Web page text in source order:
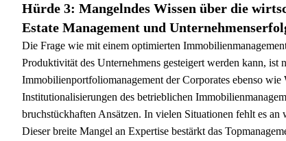
Hürde 3: Mangelndes Wissen über die
Estate Management und
Die Frage wie mit einem optimierten
Produktivität des Unternehmens gesteigert werden kann,
Immobilienportfoliomanagement der Corporates ebenso
Institutionalisierungen des betrieblichen
bruchstückhaften Ansätzen. In vielen Situationen fehlt es
Dieser breite Mangel an Expertise bestärkt das